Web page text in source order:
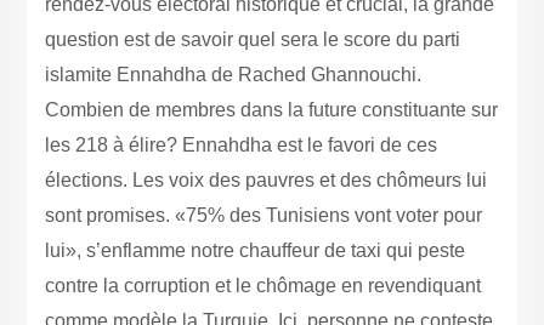
rendez-vous électoral historique et crucial, la grande
question est de savoir quel sera le score du parti
islamite Ennahdha de Rached Ghannouchi.
Combien de membres dans la future constituante sur
les 218 à élire? Ennahdha est le favori de ces
élections. Les voix des pauvres et des chômeurs lui
sont promises. «75% des Tunisiens vont voter pour
lui», s’enflamme notre chauffeur de taxi qui peste
contre la corruption et le chômage en revendiquant